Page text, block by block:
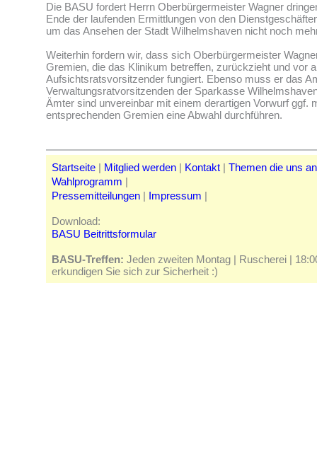
Die BASU fordert Herrn Oberbürgermeister Wagner
Ende der laufenden Ermittlungen von den
um das Ansehen der Stadt Wilhelmshaven nicht noch
Weiterhin fordern wir, dass sich Oberbürgermeister
Gremien, die das Klinikum betreffen, zurückzieht und vor
Aufsichtsratsvorsitzender fungiert. Ebenso muss er das
Verwaltungsratvorsitzenden der Sparkasse
Ämter sind unvereinbar mit einem derartigen Vorwurf ggf.
entsprechenden Gremien eine Abwahl durchführen.
Startseite | Mitglied werden | Kontakt | Themen die uns
Wahlprogramm |
Pressemitteilungen | Impressum |
Download:
BASU Beitrittsformular
BASU-Treffen: Jeden zweiten Montag | Ruscherei |
erkundigen Sie sich zur Sicherheit :)